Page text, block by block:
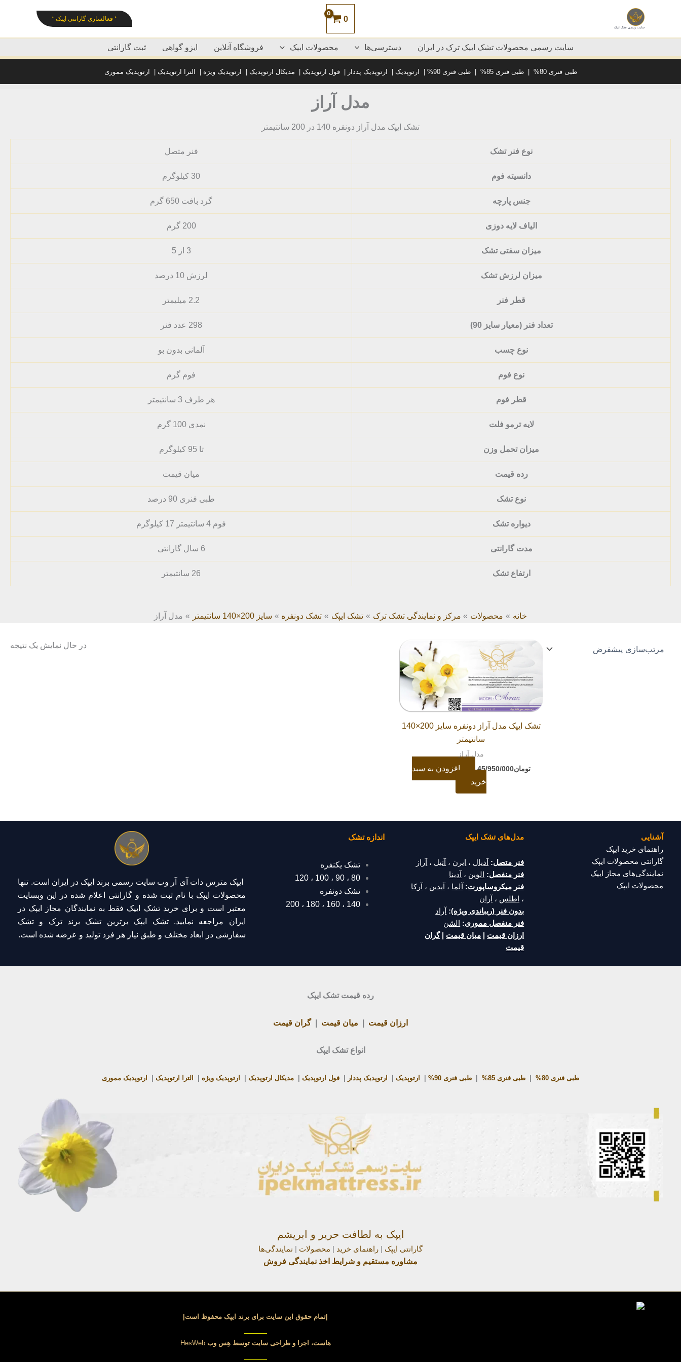
سایت رسمی تشک ایپک
0 * فعالسازی گارانتی ایپک *
سایت رسمی محصولات تشک ایپک ترک در ایران دسترسی‌ها محصولات ایپک فروشگاه آنلاین ایزو گواهی ثبت گارانتی
طبی فنری 80% |طبی فنری 85% |طبی فنری 90% ارتوپدیک ارتوپدیک پددار |فول ارتوپدیک مدیکال ارتوپدیک ارتوپدیک ویژه الترا ارتوپدیک ارتوپدیک مموری
مدل آراز
تشک ایپک مدل آراز دونفره 140 در 200 سانتیمتر
نوع فنر تشک فنر متصل
دانسیته فوم 30 کیلوگرم
جنس پارچه گرد بافت 650 گرم
الیاف لایه دوزی 200 گرم
میزان سفتی تشک 3 از 5
میزان لرزش تشک لرزش 10 درصد
قطر فنر 2.2 میلیمتر
تعداد فنر (معیار سایز 90) 298 عدد فنر
نوع چسب آلمانی بدون بو
نوع فوم فوم گرم
قطر فوم هر طرف 3 سانتیمتر
لایه ترمو فلت نمدی 100 گرم
میزان تحمل وزن تا 95 کیلوگرم
رده قیمت میان قیمت
نوع تشک طبی فنری 90 درصد
دیواره تشک فوم 4 سانتیمتر 17 کیلوگرم
مدت گارانتی 6 سال گارانتی
ارتفاع تشک 26 سانتیمتر
خانه محصولات مرکز و نمایندگی تشک ترک تشک ایپک تشک دونفره سایز 200×140 سانتیمتر مدل آراز
در حال نمایش یک نتیجه
تشک ایپک مدل آراز دونفره سایز 200×140
سانتیمتر
مدل آراز
تومان45/950/000
افزودن به سبد
خرید
آشنایی
راهنمای خرید ایپک
گارانتی محصولات ایپک
نمایندگی‌های مجاز ایپک
محصولات ایپک
مدل‌های تشک ایپک
فنر متصل: آدیال ، ایرن ، آنیل ، آراز
فنر منفصل: الوین ، آدینا
فنر میکروساپورت: آلما ، آیدین ، آرکا
، اطلس ، آران
بدون فنر (ریباندی ویژه): آراد
فنر منفصل مموری: الشن
ارزان قیمت | میان قیمت |گران
قیمت
اندازه تشک
تشک یکنفره
80، 90، 100 ، 120
تشک دونفره
140 ، 160 ، 180 ، 200
ایپک مترس دات آی آر وب سایت رسمی برند ایپک در ایران است. تنها
محصولات ایپک با نام ثبت شده و گارانتی اعلام شده در این وبسایت
معتبر است و برای خرید تشک ایپک فقط به نمایندگان مجاز ایپک در
ایران مراجعه نمایید. تشک ایپک برترین تشک برند ترک و تشک
سفارشی در ابعاد مختلف و طبق نیاز هر فرد تولید و عرضه شده است.
رده قیمت تشک ایپک
ارزان قیمت میان قیمت |گران قیمت
انواع تشک ایپک
طبی فنری 80% طبی فنری 85% طبی فنری 90% ارتوپدیک ارتوپدیک پددار فول ارتوپدیک مدیکال ارتوپدیک ارتوپدیک ویژه الترا ارتوپدیک ارتوپدیک مموری
ایپک به لطافت حریر و ابریشم
گارانتی ایپک | راهنمای خرید | محصولات | نمایندگی‌ها
مشاوره مستقیم و شرایط اخذ نمایندگی فروش
|تمام حقوق این سایت برای برند ایپک محفوظ است|
هاست، اجرا و طراحی سایت توسطهِس وب HesWeb